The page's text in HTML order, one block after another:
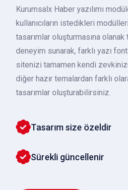
Kurumsalx Haber yazılımı
kullanıcıların istedikleri
tasarımlar oluşturmasına olanak
deneyim sunarak, farklı yazı
sitenizi tamamen kendi
diğer hazır temalardan farklı
tasarımlar oluşturabilirsiniz.
Tasarım size özeldir
Sürekli güncellenir